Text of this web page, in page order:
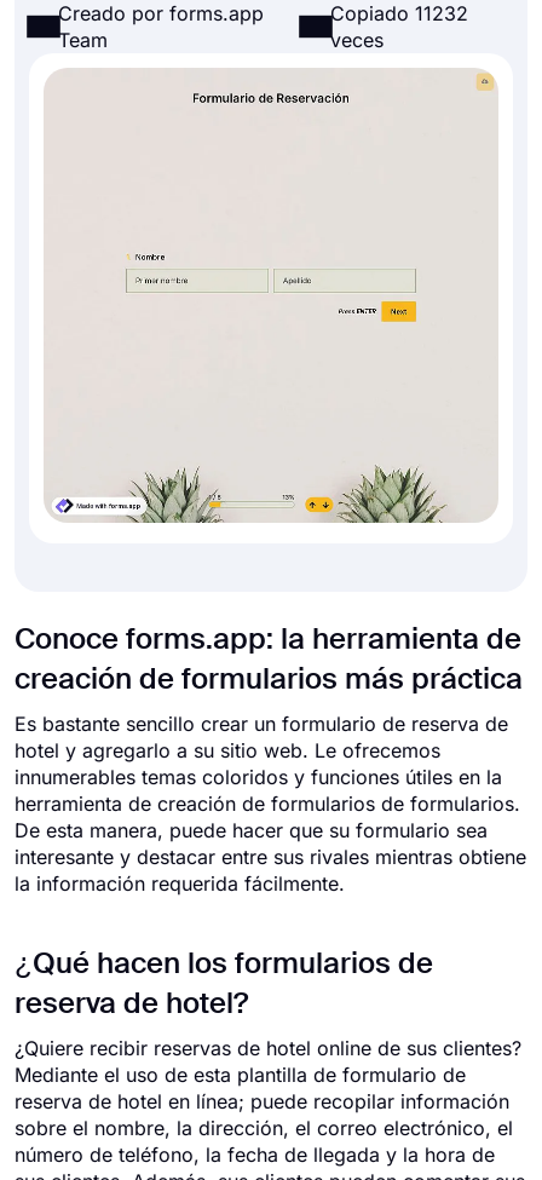
Creado por forms.app
Team
Copiado 11232
veces
Conoce forms.app: la herramienta de
creación de formularios más práctica
Es bastante sencillo crear un formulario de reserva de
hotel y agregarlo a su sitio web. Le ofrecemos
innumerables temas coloridos y funciones útiles en la
herramienta de creación de formularios de formularios.
De esta manera, puede hacer que su formulario sea
interesante y destacar entre sus rivales mientras obtiene
la información requerida fácilmente.
¿Qué hacen los formularios de
reserva de hotel?
¿Quiere recibir reservas de hotel online de sus clientes?
Mediante el uso de esta plantilla de formulario de
reserva de hotel en línea; puede recopilar información
sobre el nombre, la dirección, el correo electrónico, el
número de teléfono, la fecha de llegada y la hora de